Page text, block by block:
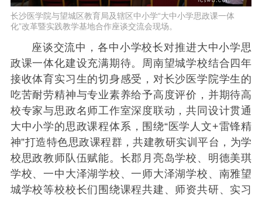
长沙医学院与望城区教育局及辖区中小学“大中小学思政课一体
化”改革暨实践教学基地合作座谈交流会现场。
座谈交流中，各中小学校长对推进大中小学思
政课一体化建设充满期待。周南望城学校结合四年
接收体育实习生的切身感受，对长沙医学院学生的
吃苦耐劳精神与专业素养给予高度评价，并期待高
校专家与思政名师工作室深度联动，共同设计贯通
大中小学的思政课程体系，围绕“医学人文+雷锋精
神”打造特色思政课程群，共建教研实训平台，为学
校思政教师队伍赋能。长郡月亮岛学校、明德美琪
学校、一中大泽湖学校、一师大泽湖学校、南雅望
城学校等校校长们围绕课程共建、师资共研、实习